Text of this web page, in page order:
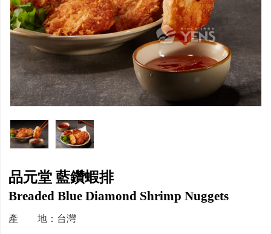
品元堂 藍鑽蝦排
Breaded Blue Diamond Shrimp Nuggets
產 地：台灣